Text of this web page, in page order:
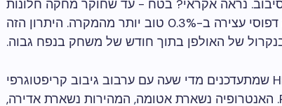
נראה אקראי? בטח - עד שחוקר מחקה חלונות
אלפיות שנייה אופייניים וחוזה דפוסי עצירה ב-0.3% טוב יותר מהמקרה. היתרון הזה
של האולפן בתוך חודש של משחק בנפח גבוה.
תיקון מעשי: שלב זרעי HRNG שמתעדכנים מדי שעה עם ערבוב גיבוב קריפטוגרפי
(SHA-256) למצב PRNG. האנטרופיה נשארת אטומה, המהירות נשארת אדירה,